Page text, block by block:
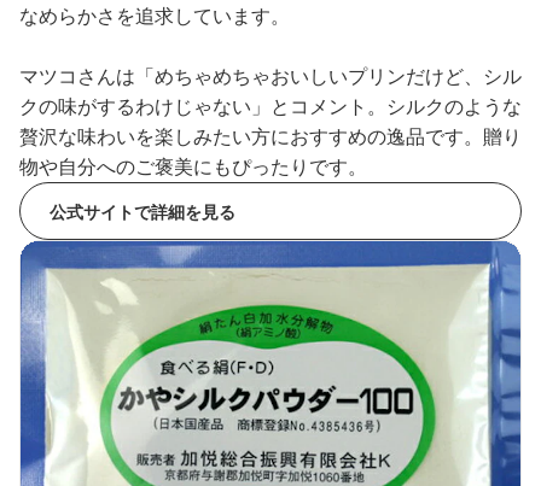
なめらかさを追求しています。
マツコさんは「めちゃめちゃおいしいプリンだけど、シル
クの味がするわけじゃない」とコメント。シルクのような
贅沢な味わいを楽しみたい方におすすめの逸品です。贈り
物や自分へのご褒美にもぴったりです。
公式サイトで詳細を見る